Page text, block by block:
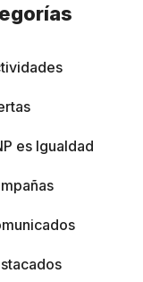
es Igualdad